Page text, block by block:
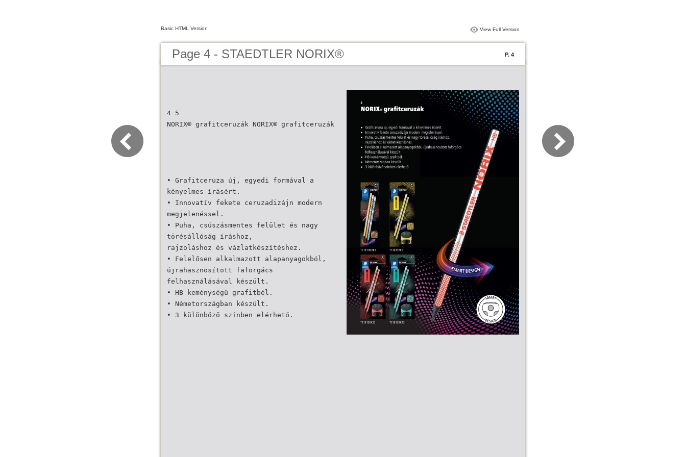
Basic HTML Version View Full Version
Page 4 - STAEDTLER NORIX® P. 4
4 5
NORIX® grafitceruzák NORIX® grafitceruzák
• Grafitceruza új, egyedi formával a
kényelmes írásért.
• Innovatív fekete ceruzadizájn modern
megjelenéssel.
• Puha, csúszásmentes felület és nagy
törésállóság íráshoz,
rajzoláshoz és vázlatkészítéshez.
• Felelősen alkalmazott alapanyagokból,
újrahasznosított faforgács
felhasználásával készült.
• HB keménységű grafitbél.
• Németországban készült.
• 3 különböző színben elérhető.